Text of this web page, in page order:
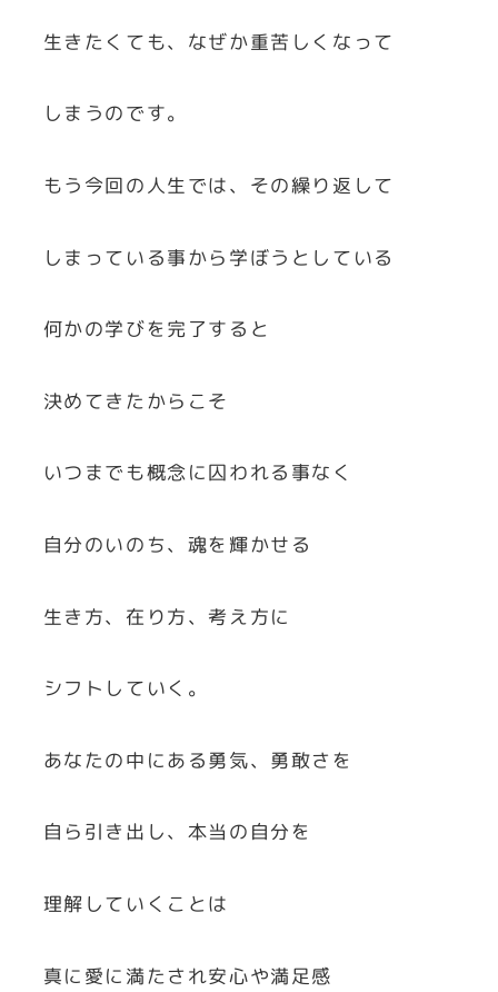
生きたくても、なぜか重苦しくなって
しまうのです。
もう今回の人生では、その繰り返して
しまっている事から学ぼうとしている
何かの学びを完了すると
決めてきたからこそ
いつまでも概念に囚われる事なく
自分のいのち、魂を輝かせる
生き方、在り方、考え方に
シフトしていく。
あなたの中にある勇気、勇敢さを
自ら引き出し、本当の自分を
理解していくことは
真に愛に満たされ安心や満足感